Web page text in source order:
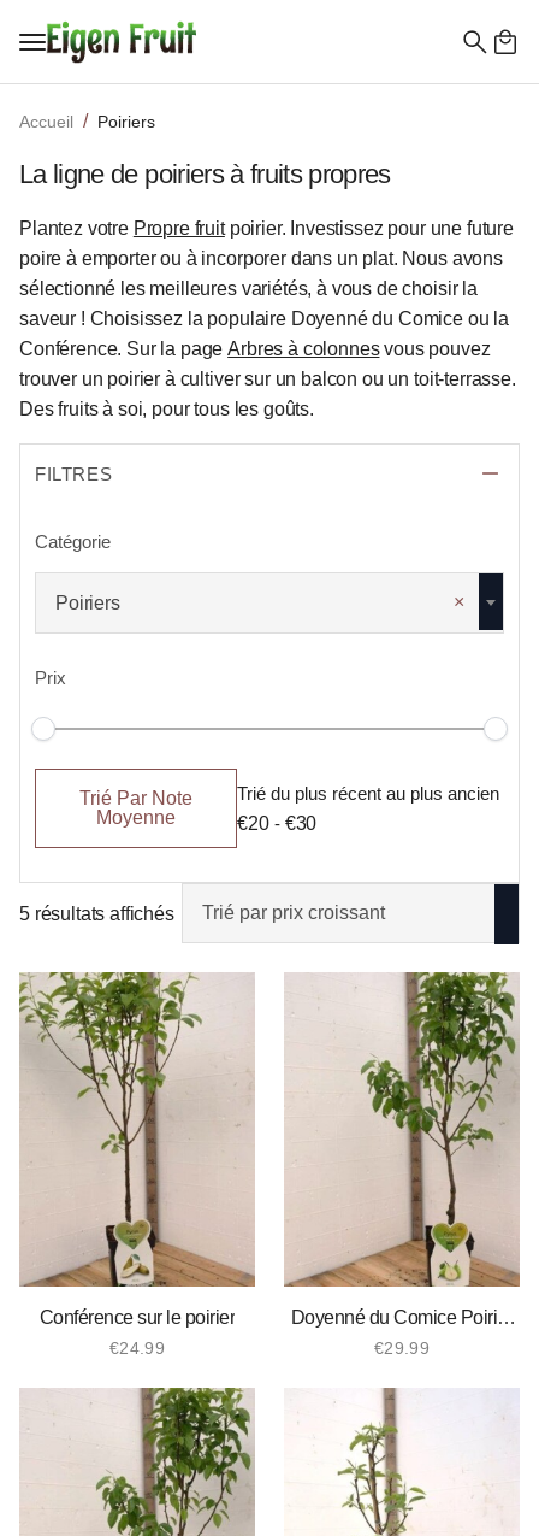
Accueil Poiriers
La ligne de poiriers à fruits propres
Plantez votre Propre fruitpoirier. Investissez pour une future
poire à emporter ou à incorporer dans un plat. Nous avons
sélectionné les meilleures variétés, à vous de choisir la
saveur ! Choisissez la populaire Doyenné du Comice ou la
Conférence. Sur la pageArbres à colonnesvous pouvez
trouver un poirier à cultiver sur un balcon ou un toit-terrasse.
Des fruits à soi, pour tous les goûts.
FILTRES
Catégorie
×
Poiriers
Prix
Tri
Trié
popularité
Trié Par Note
Moyenne
Trié du plus récent au plus ancien
€20- €30
5 résultats affichés
Conférence sur le poirier
€24.99
Doyenné du Comice Poirier
Bio
€29.99